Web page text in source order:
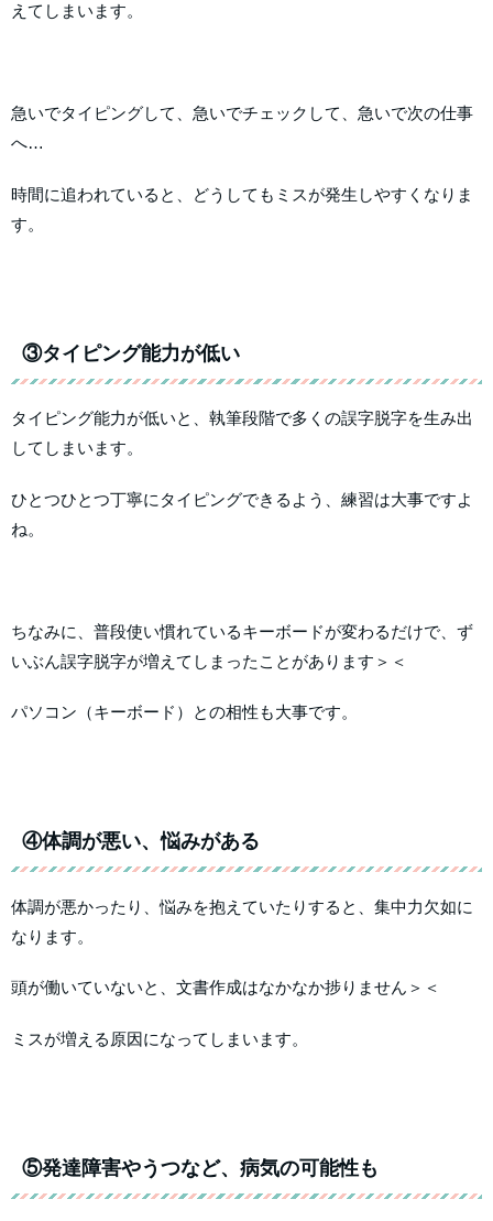
えてしまいます。
急いでタイピングして、急いでチェックして、急いで次の仕事
へ…
時間に追われていると、どうしてもミスが発生しやすくなりま
す。
③タイピング能力が低い
タイピング能力が低いと、執筆段階で多くの誤字脱字を生み出
してしまいます。
ひとつひとつ丁寧にタイピングできるよう、練習は大事ですよ
ね。
ちなみに、普段使い慣れているキーボードが変わるだけで、ず
いぶん誤字脱字が増えてしまったことがあります＞＜
パソコン（キーボード）との相性も大事です。
④体調が悪い、悩みがある
体調が悪かったり、悩みを抱えていたりすると、集中力欠如に
なります。
頭が働いていないと、文書作成はなかなか捗りません＞＜
ミスが増える原因になってしまいます。
⑤発達障害やうつなど、病気の可能性も